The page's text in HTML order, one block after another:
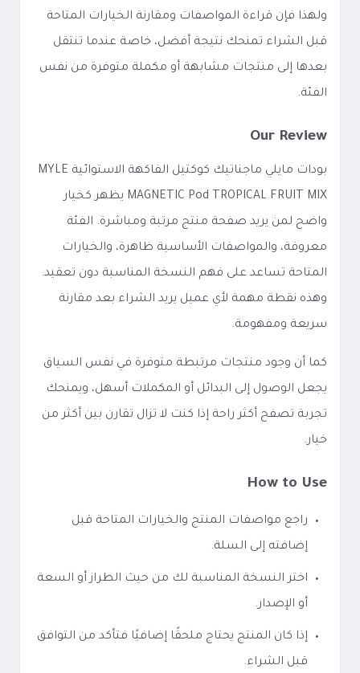
ولهذا فإن قراءة المواصفات ومقارنة الخيارات المتاحة
قبل الشراء تمنحك نتيجة أفضل، خاصة عندما تنتقل
بعدها إلى منتجات مشابهة أو مكملة متوفرة من نفس
الفئة.
Our Review
بودات مايلي ماجناتيك كوكتيل الفاكهة الاستوائية MYLE
MAGNETIC Pod TROPICAL FRUIT MIX يظهر كخيار
واضح لمن يريد صفحة منتج مرتبة ومباشرة. الفئة
معروفة، والمواصفات الأساسية ظاهرة، والخيارات
المتاحة تساعد على فهم النسخة المناسبة دون تعقيد.
وهذه نقطة مهمة لأي عميل يريد الشراء بعد مقارنة
سريعة ومفهومة.
كما أن وجود منتجات مرتبطة متوفرة في نفس السياق
يجعل الوصول إلى البدائل أو المكملات أسهل، ويمنحك
تجربة تصفح أكثر راحة إذا كنت لا تزال تقارن بين أكثر من
خيار.
How to Use
راجع مواصفات المنتج والخيارات المتاحة قبل
إضافته إلى السلة.
اختر النسخة المناسبة لك من حيث الطراز أو السعة
أو الإصدار.
إذا كان المنتج يحتاج ملحقًا إضافيًا فتأكد من التوافق
قبل الشراء.